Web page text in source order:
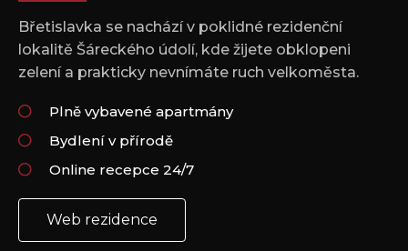
Břetislavka se nachází v poklidné rezidenční
lokalitě Šáreckého údolí, kde žijete obklopeni
zelení a prakticky nevnímáte ruch velkoměsta.
Plně vybavené apartmány
Bydlení v přírodě
Online recepce 24/7
Web rezidence